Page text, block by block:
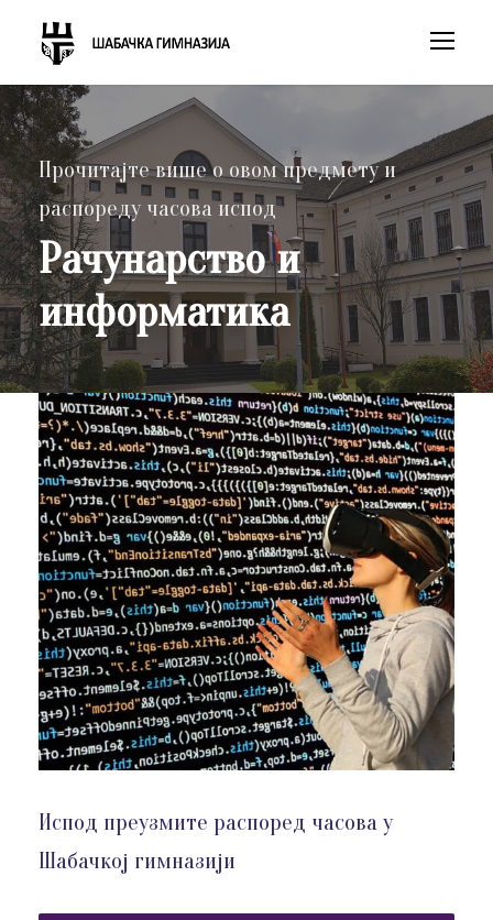
Прочитајте више о овом предмету и
распореду часова испод
Рачунарство и
информатика
Испод преузмите распоред часова у
Шабачкој гимназији